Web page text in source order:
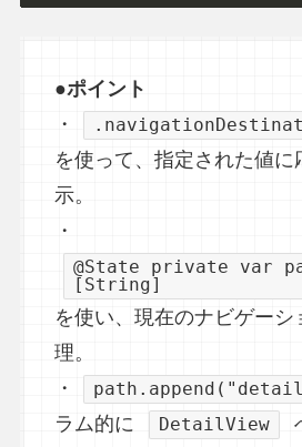
●ポイント
・
を使って、指定された値に
示。
・
@State private var
[String]
を使い、現在のナビゲーシ
理。
・
ラム的に
DetailView